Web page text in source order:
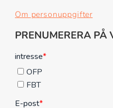
Om personuppgifter
PRENUMERERA PÅ